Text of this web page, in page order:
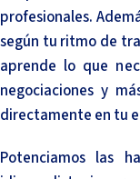
profesionales.
según tu ritmo de
aprende lo que
negociaciones y
directamente en tu
Potenciamos las